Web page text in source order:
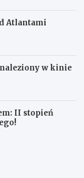
Atlantami
w kinie
II stopień